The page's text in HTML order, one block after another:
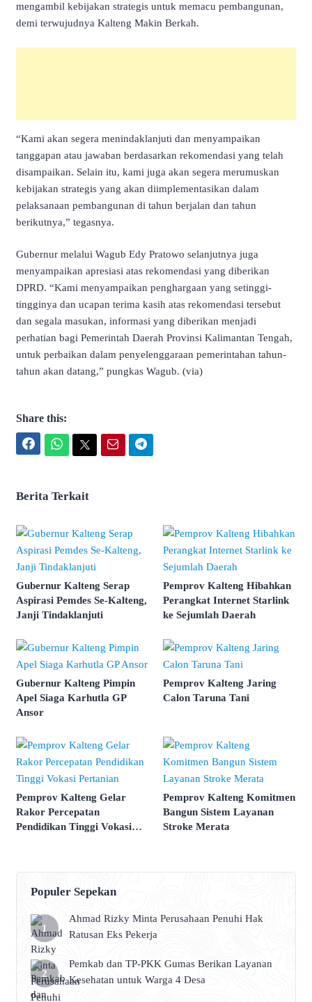
mengambil kebijakan strategis untuk memacu pembangunan,
demi terwujudnya Kalteng Makin Berkah.
“Kami akan segera menindaklanjuti dan menyampaikan
tanggapan atau jawaban berdasarkan rekomendasi yang telah
disampaikan. Selain itu, kami juga akan segera merumuskan
kebijakan strategis yang akan diimplementasikan dalam
pelaksanaan pembangunan di tahun berjalan dan tahun
berikutnya,” tegasnya.
Gubernur melalui Wagub Edy Pratowo selanjutnya juga
menyampaikan apresiasi atas rekomendasi yang diberikan
DPRD. “Kami menyampaikan penghargaan yang setinggi-
tingginya dan ucapan terima kasih atas rekomendasi tersebut
dan segala masukan, informasi yang diberikan menjadi
perhatian bagi Pemerintah Daerah Provinsi Kalimantan Tengah,
untuk perbaikan dalam penyelenggaraan pemerintahan tahun-
tahun akan datang,” pungkas Wagub. (via)
Share this:
Berita Terkait
Gubernur Kalteng Serap
Aspirasi Pemdes Se-Kalteng,
Janji Tindaklanjuti
Pemprov Kalteng Hibahkan
Perangkat Internet Starlink
ke Sejumlah Daerah
Gubernur Kalteng Pimpin
Apel Siaga Karhutla GP
Ansor
Pemprov Kalteng Jaring
Calon Taruna Tani
Pemprov Kalteng Gelar
Rakor Percepatan
Pendidikan Tinggi Vokasi
Pemprov Kalteng Komitmen
Bangun Sistem Layanan
Stroke Merata
Populer Sepekan
Ahmad Rizky Minta Perusahaan Penuhi Hak
Ratusan Eks Pekerja
Pemkab dan TP-PKK Gumas Berikan Layanan
Kesehatan untuk Warga 4 Desa